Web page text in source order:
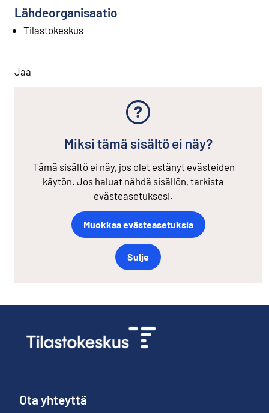
Lähdeorganisaatio
Tilastokeskus
Jaa
Miksi tämä sisältö ei näy?
Tämä sisältö ei näy, jos olet estänyt evästeiden
käytön. Jos haluat nähdä sisällön, tarkista
evästeasetuksesi.
Muokkaa evästeasetuksia
Sulje
Ota yhteyttä